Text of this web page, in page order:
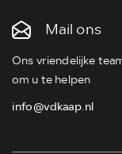
Mail ons
Ons vriendelijke
om u te helpen
info@vdkaap.nl